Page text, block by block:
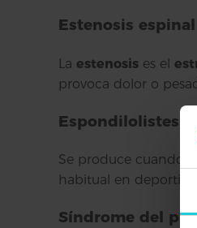
Estenosis
La estenosis es el
provoca dolor o
Espondilolistesis
Se produce cuando
habitual en
Síndrome del